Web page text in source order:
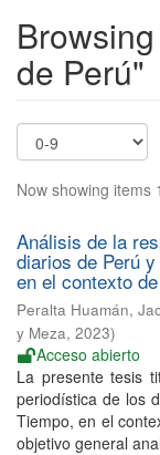
de Perú"
Now showing items
Análisis de la
diarios de Perú
en el contexto
Peralta Huamán,
y Meza, 2023)
Acceso abierto
La presente tesis
periodística de los
Tiempo, en el
objetivo general